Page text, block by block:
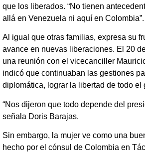
que los liberados. “No tienen
allá en Venezuela ni aquí en Colombia”.
Al igual que otras familias, expresa su
avance en nuevas liberaciones. El 20
una reunión con el vicecanciller
indicó que continuaban las gestiones
diplomática, lograr la libertad de todo el
“Nos dijeron que todo depende del
señala Doris Barajas.
Sin embargo, la mujer ve como una
hecho por el cónsul de Colombia en